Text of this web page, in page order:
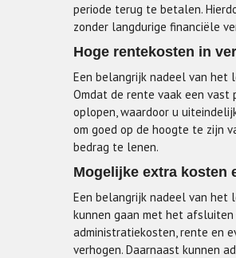
periode terug te betalen.
zonder langdurige financiële
Hoge rentekosten in
Een belangrijk nadeel van het
Omdat de rente vaak een vast
oplopen, waardoor u
om goed op de hoogte te zijn
bedrag te lenen.
Mogelijke extra kosten
Een belangrijk nadeel van het
kunnen gaan met het
administratiekosten, rente en
verhogen. Daarnaast kunnen